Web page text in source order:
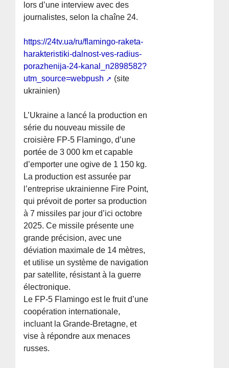
lors d’une interview avec des
journalistes, selon la chaîne 24.
https://24tv.ua/ru/flamingo-raketa-
harakteristiki-dalnost-ves-radius-
porazhenija-24-kanal_n2898582?
utm_source=webpush
(site
ukrainien)
L’Ukraine a lancé la production en
série du nouveau missile de
croisière FP-5 Flamingo, d’une
portée de 3 000 km et capable
d’emporter une ogive de 1 150 kg.
La production est assurée par
l’entreprise ukrainienne Fire Point,
qui prévoit de porter sa production
à 7 missiles par jour d’ici octobre
2025. Ce missile présente une
grande précision, avec une
déviation maximale de 14 mètres,
et utilise un système de navigation
par satellite, résistant à la guerre
électronique.
Le FP-5 Flamingo est le fruit d’une
coopération internationale,
incluant la Grande-Bretagne, et
vise à répondre aux menaces
russes.